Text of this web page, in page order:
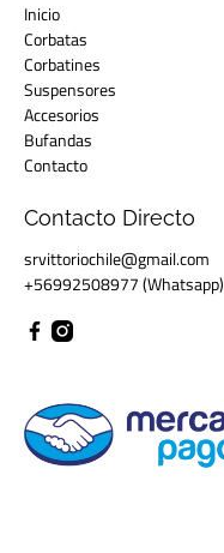
Inicio
Corbatas
Corbatines
Suspensores
Accesorios
Bufandas
Contacto
Contacto Directo
srvittoriochile@gmail.com
+56992508977 (Whatsapp)